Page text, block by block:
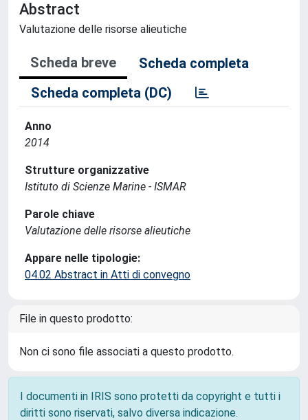
Abstract
Valutazione delle risorse alieutiche
Scheda breve
Scheda completa
Scheda completa (DC)
Anno
2014
Strutture organizzative
Istituto di Scienze Marine - ISMAR
Parole chiave
Valutazione delle risorse alieutiche
Appare nelle tipologie:
04.02 Abstract in Atti di convegno
File in questo prodotto:
Non ci sono file associati a questo prodotto.
I documenti in IRIS sono protetti da copyright e tutti i
diritti sono riservati, salvo diversa indicazione.